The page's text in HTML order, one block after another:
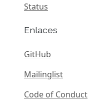
Status
Enlaces
GitHub
Mailinglist
Code of Conduct